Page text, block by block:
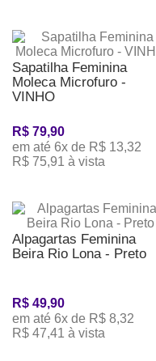
Sapatilha Feminina
Moleca Microfuro -
VINHO
R$ 79,90
em até 6x de R$ 13,32
R$ 75,91 à vista
Alpagartas Feminina
Beira Rio Lona - Preto
R$ 49,90
em até 6x de R$ 8,32
R$ 47,41 à vista